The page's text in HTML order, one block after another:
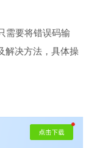
需要将错误码输
解决方法，具体操